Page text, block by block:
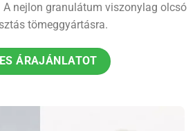
A nejlon granulátum viszonylag olcsó
tömeggyártásra.
ÁRAJÁNLATOT